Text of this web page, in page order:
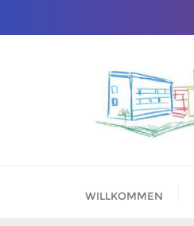
WILLKOMMEN